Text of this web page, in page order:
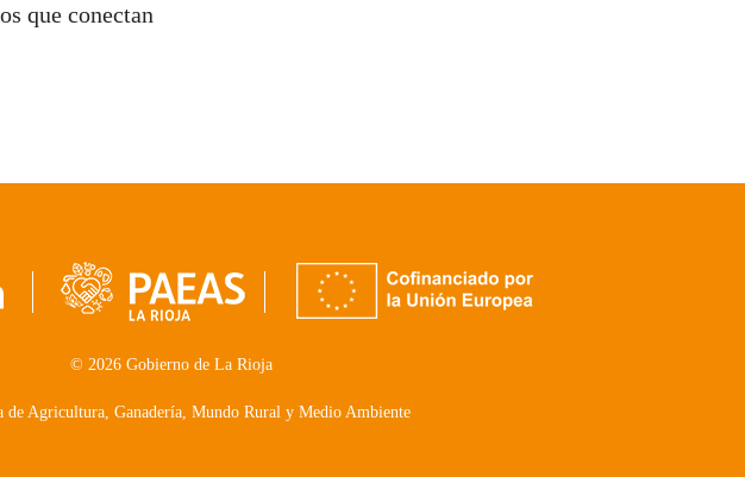
que conectan
© 2026 Gobierno de La Rioja
de Agricultura, Ganadería, Mundo Rural y Medio Ambiente